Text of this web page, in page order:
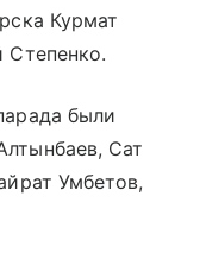
Курмат
Степенко.
были
Сат
Умбетов,